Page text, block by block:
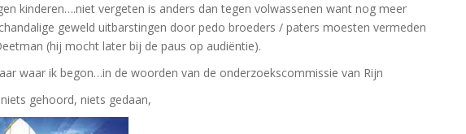
kinderen….niet vergeten is anders dan tegen volwassenen want nog meer
geweld uitbarstingen door pedo broeders / paters moesten vermeden
(hij mocht later bij de paus op audiëntie).
waar ik begon…in de woorden van de onderzoekscommissie van Rijn
gehoord, niets gedaan,